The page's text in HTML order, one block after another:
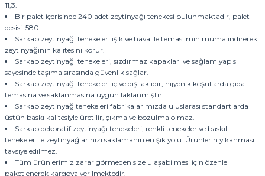
11,3.
Bir palet içerisinde 240 adet zeytinyağı tenekesi bulunmaktadır, palet
desisi: 580.
Sarkap zeytinyağı tenekeleri ışık ve hava ile teması minimuma indirerek
zeytinyağının kalitesini korur.
Sarkap zeytinyağı tenekeleri, sızdırmaz kapakları ve sağlam yapısı
sayesinde taşıma sırasında güvenlik sağlar.
Sarkap zeytinyağı tenekeleri iç ve dış laklıdır, hijyenik koşullarda gıda
temasına ve saklanmasına uygun laklanmıştır.
Sarkap zeytinyağ tenekeleri fabrikalarımızda uluslarası standartlarda
üstün baskı kalitesiyle üretilir, çıkma ve bozulma olmaz.
Sarkap dekoratif zeytinyağı tenekeleri, renkli tenekeler ve baskılı
tenekeler ile zeytinyağlarınızı saklamanın en şık yolu. Ürünlerin yıkanması
tavsiye edilmez.
Tüm ürünlerimiz zarar görmeden size ulaşabilmesi için özenle
paketlenerek kargoya verilmektedir.